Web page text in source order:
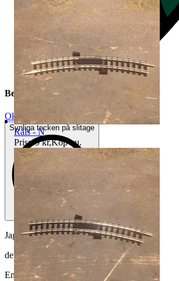
Beskrivning
Okej använt skick
Synliga tecken på slitage
Jag säljer:
deko
Enligt bild(er).
Räls - N
Pris:49 kr,Köp nu.